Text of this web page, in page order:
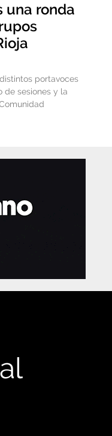
una ronda
portavoces
de sesiones y la